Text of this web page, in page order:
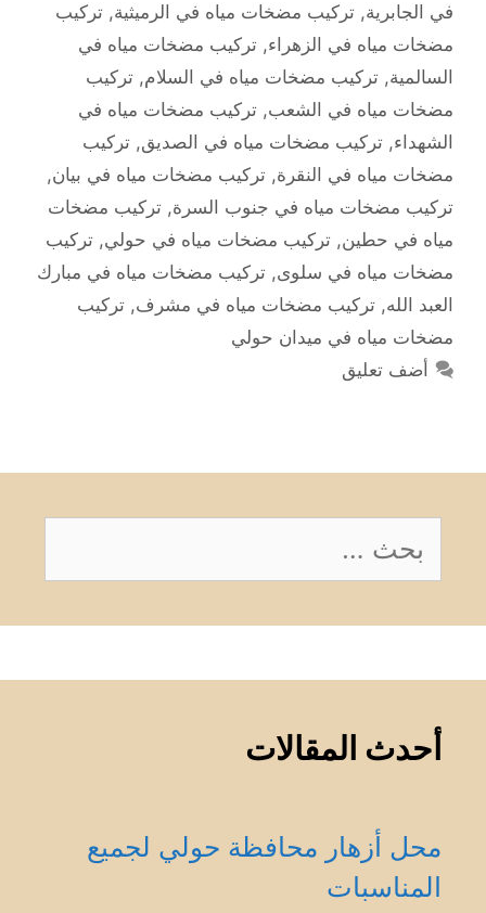
في الجابرية, تركيب مضخات مياه في الرميثية, تركيب
مضخات مياه في الزهراء, تركيب مضخات مياه في
السالمية, تركيب مضخات مياه في السلام, تركيب
مضخات مياه في الشعب, تركيب مضخات مياه في
الشهداء, تركيب مضخات مياه في الصديق, تركيب
مضخات مياه في النقرة, تركيب مضخات مياه في بيان,
تركيب مضخات مياه في جنوب السرة, تركيب مضخات
مياه في حطين, تركيب مضخات مياه في حولي, تركيب
مضخات مياه في سلوى, تركيب مضخات مياه في مبارك
العبد الله, تركيب مضخات مياه في مشرف, تركيب
مضخات مياه في ميدان حولي
أضف تعليق
البحث
عن:
أحدث المقالات
محل أزهار محافظة حولي لجميع
المناسبات